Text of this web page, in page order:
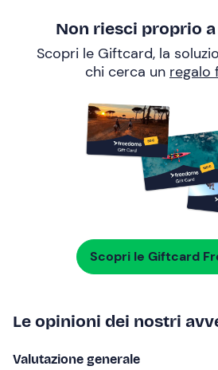
Non riesci proprio
Scopri le Giftcard, la
chi cerca un regalo
Scopri le Giftcard
Le opinioni dei nostri
Valutazione generale